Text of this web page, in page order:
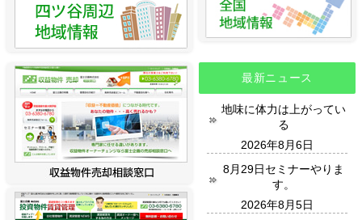
最新ニュース
地味に体力は上がってい
る
2026年8月6日
8月29日セミナーやりま
す。
2026年8月5日